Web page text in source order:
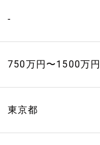
-
750万円〜1500万円
東京都